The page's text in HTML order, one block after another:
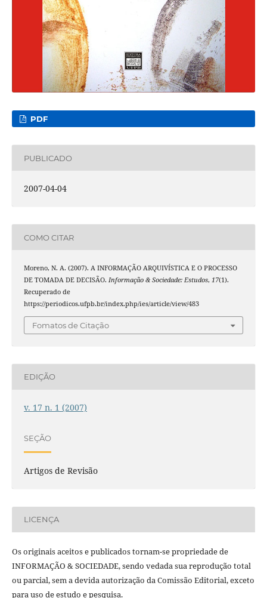
PDF
PUBLICADO
2007-04-04
COMO CITAR
Moreno, N. A. (2007). A INFORMAÇÃO ARQUIVÍSTICA E O PROCESSO
DE TOMADA DE DECISÃO. Informação & Sociedade: Estudos, 17(1).
Recuperado de
https://periodicos.ufpb.br/index.php/ies/article/view/483
Fomatos de Citação
EDIÇÃO
v. 17 n. 1 (2007)
SEÇÃO
Artigos de Revisão
LICENÇA
Os originais aceitos e publicados tornam-se propriedade de
INFORMAÇÃO & SOCIEDADE, sendo vedada sua reprodução total
ou parcial, sem a devida autorização da Comissão Editorial, exceto
para uso de estudo e pesquisa.